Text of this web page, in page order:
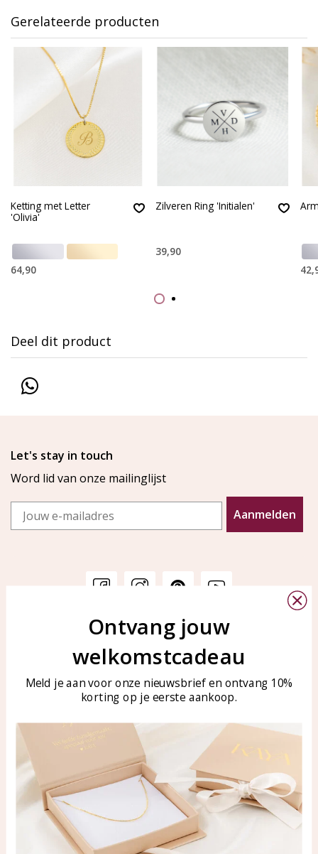
Gerelateerde producten
Ketting met Letter
'Olivia'
64,90
Zilveren Ring 'Initialen'
39,90
Deel dit product
Let's stay in touch
Word lid van onze mailinglijst
Email
Aanmelden
Veelgestelde vragen
Sieraden onderhouden
KAYA Sieraden
Bellen of WhatsApp Ma-Vr
tussen 09:00-17:00
Tel: 0850003187
WhatsApp: 0850003187
klantenservice@kayasierade
Producten
Alle producten
Nieuwe producten
KAYA Sieraden
Over ons
Samenwerken?
Ontvang jouw
welkomstcadeau
Meld je aan voor onze nieuwsbrief en ontvang 10%
korting op je eerste aankoop.